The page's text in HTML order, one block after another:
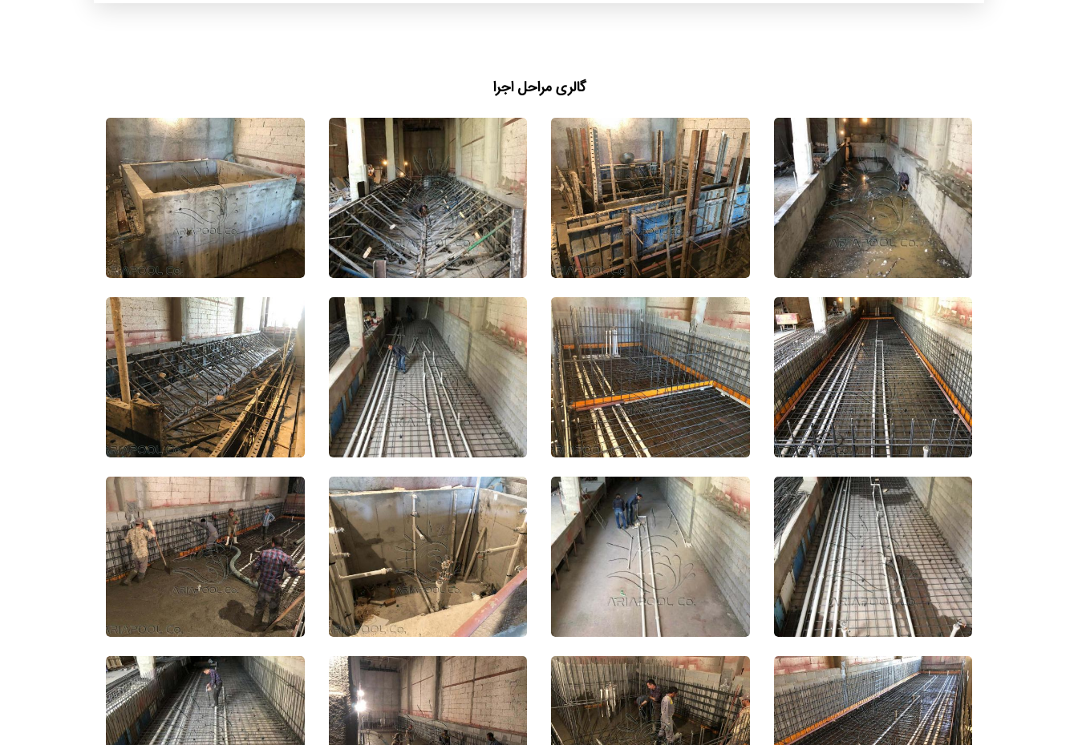
گالری مراحل اجرا